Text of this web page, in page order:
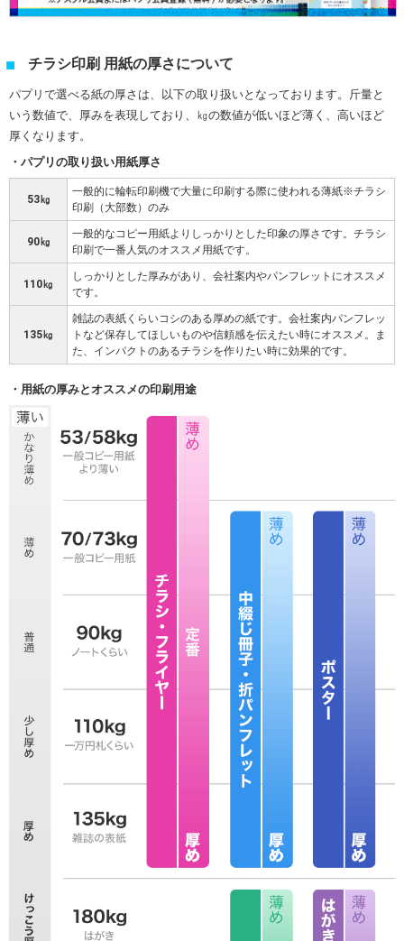
チラシ印刷 用紙の厚さについて
パプリで選べる紙の厚さは、以下の取り扱いとなっております。斤量と
いう数値で、厚みを表現しており、㎏の数値が低いほど薄く、高いほど
厚くなります。
パプリの取り扱い用紙厚さ
53㎏
一般的に輪転印刷機で大量に印刷する際に使われる薄紙※チラシ
印刷（大部数）のみ
90㎏
一般的なコピー用紙よりしっかりとした印象の厚さです。チラシ
印刷で一番人気のオススメ用紙です。
110㎏
しっかりとした厚みがあり、会社案内やパンフレットにオススメ
です。
135㎏
雑誌の表紙くらいコシのある厚めの紙です。会社案内パンフレッ
トなど保存してほしいものや信頼感を伝えたい時にオススメ。ま
た、インパクトのあるチラシを作りたい時に効果的です。
用紙の厚みとオススメの印刷用途